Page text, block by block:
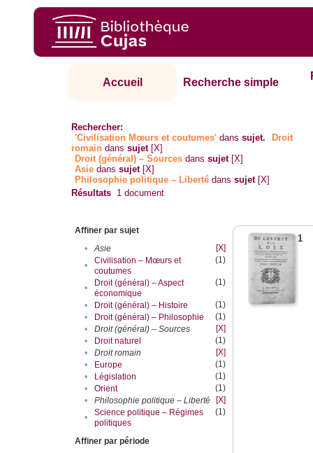
Accueil Recherche simple
Rechercher:
'Civilisation Mœurs et coutumes' danssujet.
Droit
romain danssujet [X]
Droit (général) – Sources danssujet [X]
Asie danssujet [X]
Philosophie politique – Liberté danssujet [X]
Résultats 1 document
Affiner par sujet
•
Asie
[X]
•
Civilisation – Mœurs et
coutumes
(1)
•
Droit (général) – Aspect
économique
(1)
• Droit (général) – Histoire
(1)
•
Droit (général) – Philosophie
(1)
•
Droit (général) – Sources
[X]
•
Droit naturel
(1)
•
Droit romain
[X]
•
Europe
(1)
•
Législation
(1)
•
Orient
(1)
•
Philosophie politique – Liberté
[X]
•
Science politique – Régimes
politiques
(1)
Affiner par période
1